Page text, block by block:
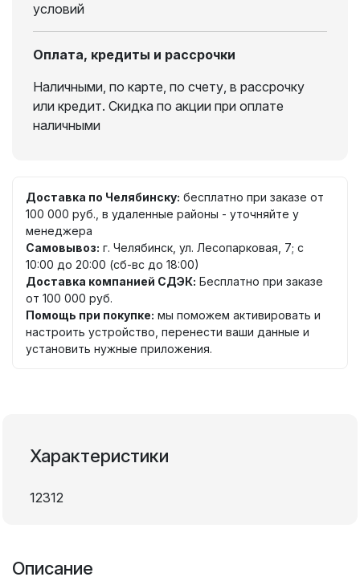
условий
Оплата, кредиты и рассрочки
Наличными, по карте, по счету, в рассрочку
или кредит. Скидка по акции при оплате
наличными
Доставка по Челябинску: бесплатно при заказе от
100 000 руб., в удаленные районы - уточняйте у
менеджера
Самовывоз: г. Челябинск, ул. Лесопарковая, 7; с
10:00 до 20:00 (сб-вс до 18:00)
Доставка компанией СДЭК: Бесплатно при заказе
от 100 000 руб.
Помощь при покупке: мы поможем активировать и
настроить устройство, перенести ваши данные и
установить нужные приложения.
Описание
Характеристики
12312